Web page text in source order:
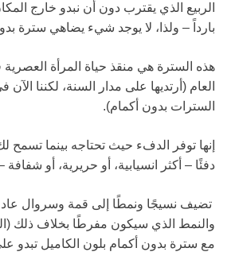
الربيع الذي يقترب دون أن نبدو خارج
بارداً – ولذا، لا يوجد شيء يضاهي سترة
هذه السترة هي منقذ حياة المرأة
العام (أرتديها على مدار السنة، لكننا
السترات بدون أكمام).
إنها توفر الدفء حيث تحتاجه بينما تسمح
دفئًا – أكثر انسيابية، أو حريرية، أو
تضيف نسيجًا ونمطًا إلى قمة وسروال
والنمط الذي سيكون مفرطًا بخلاف ذلك
مع سترة بدون أكمام بلون الكاميل تبدو